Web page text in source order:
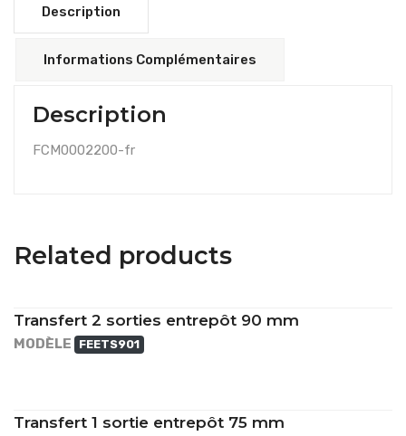
Description
Informations Complémentaires
Description
FCM0002200-fr
Related products
Transfert 2 sorties entrepôt 90 mm
MODÈLE FEETS901
Transfert 1 sortie entrepôt 75 mm